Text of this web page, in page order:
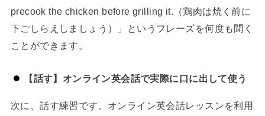
precook the chicken before grilling it.（鶏肉は焼く前に
下ごしらえしましょう）」というフレーズを何度も聞く
ことができます。
【話す】オンライン英会話で実際に口に出して使う
次に、話す練習です。オンライン英会話レッスンを利用